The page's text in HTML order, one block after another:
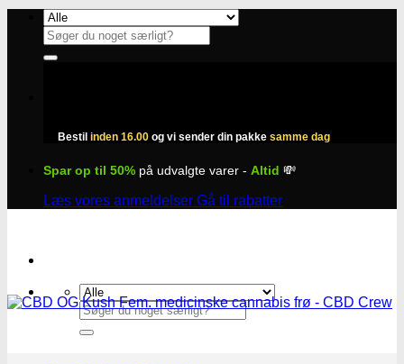
Fortsæt
indhold
Søg
efter:
Bestil inden 16.00 og vi sender din pakke samme dag
Spar op til 50% på udvalgte varer - Altid 💸
Læs vores anmeldelser Gå til rabatter
Søg
efter: